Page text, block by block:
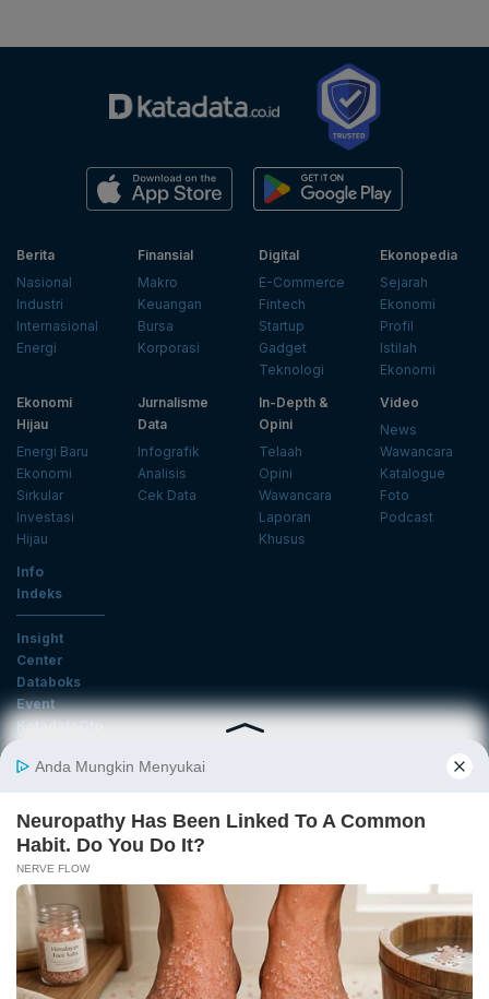
Berita
Nasional
Industri
Internasional
Energi
Finansial
Makro
Keuangan
Bursa
Korporasi
Digital
E-Commerce
Fintech
Startup
Gadget
Teknologi
Ekonopedia
Sejarah
Ekonomi
Profil
Istilah
Ekonomi
Ekonomi
Hijau
Energi Baru
Ekonomi
Sirkular
Investasi
Hijau
Jurnalisme
Data
Infografik
Analisis
Cek Data
In-Depth &
Opini
Telaah
Opini
Wawancara
Laporan
Khusus
Video
News
Wawancara
Katalogue
Foto
Podcast
Info
Indeks
Insight
Center
Databoks
Event
KatadataOto
Email
Daftar
Tentang Katadata Advertising Karier
Pedoman Media Siber
Kebijakan Privasi
Disclaimer Hubungi Kami